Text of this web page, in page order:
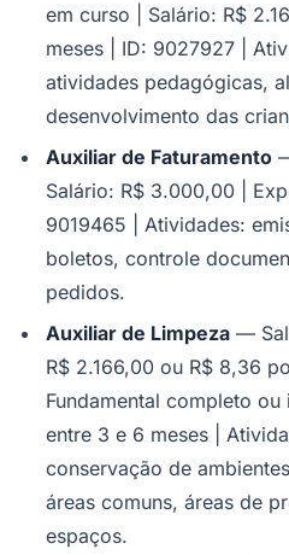
em curso | Salário: R$
meses | ID: 9027927 |
atividades pedagógicas,
desenvolvimento das
Auxiliar de Faturamento—
Salário: R$ 3.000,00 |
9019465 | Atividades:
boletos, controle
pedidos.
Auxiliar de Limpeza—
R$ 2.166,00 ou R$ 8,36
Fundamental completo
entre 3 e 6 meses |
conservação de
áreas comuns, áreas de
espaços.